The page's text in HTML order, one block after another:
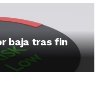
baja tras fin